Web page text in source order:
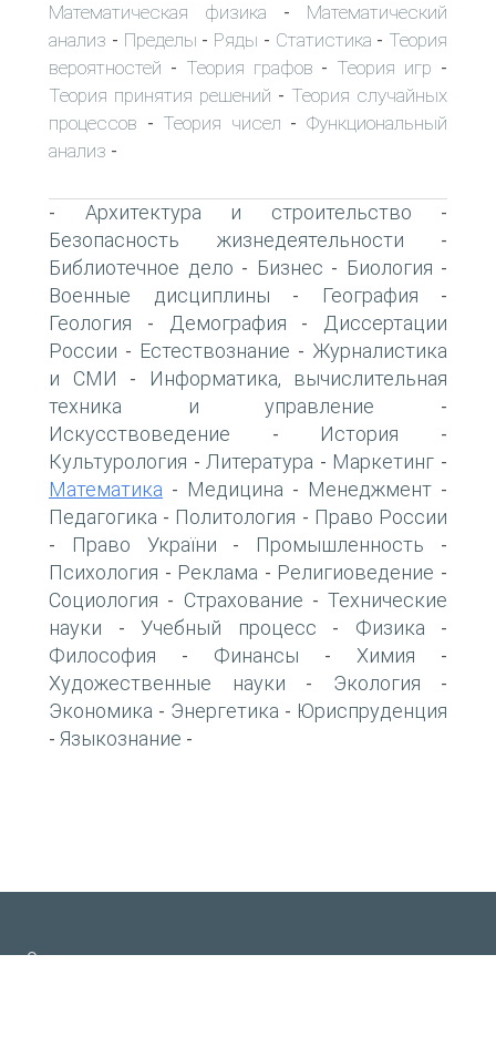
Математическая физика - Математический
анализ - Пределы - Ряды - Статистика - Теория
вероятностей - Теория графов - Теория игр -
Теория принятия решений - Теория случайных
процессов - Теория чисел -Функциональный
анализ -
- Архитектура и строительство -
Безопасность жизнедеятельности -
Библиотечное дело - Бизнес - Биология -
Военные дисциплины - География -
Геология - Демография -
Диссертации
России - Естествознание - Журналистика
и СМИ -
Информатика, вычислительная
техника и управление -
Искусствоведение - История -
Культурология -Литература - Маркетинг -
Математика - Медицина - Менеджмент -
Педагогика - Политология - Право России
- Право України - Промышленность -
Психология - Реклама - Религиоведение -
Социология - Страхование - Технические
науки - Учебный процесс - Физика -
Философия - Финансы - Химия -
Художественные науки - Экология -
Экономика - Энергетика - Юриспруденция
- Языкознание -
О проекте